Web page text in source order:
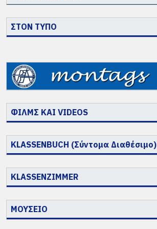
ΣΤΟΝ ΤΥΠΟ
ΦΙΛΜΣ ΚΑΙ VIDEOS
KLASSENBUCH (Σύντομα Διαθέσιμο)
KLASSENZIMMER
ΜΟΥΣΕΙΟ